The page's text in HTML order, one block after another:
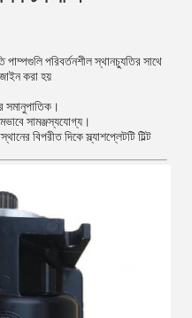
পাম্পগুলি পরিবর্তনশীল স্থানচ্যুতির সাথে
করা হয়
সমানুপাতিক।
সামঞ্জস্যযোগ্য।
বিপরীত দিকে স্ল্যাশপ্লেটটি টিল্ট